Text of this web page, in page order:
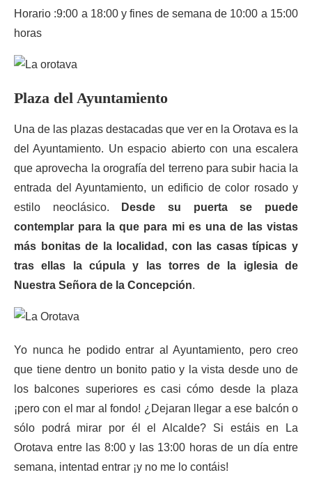
Horario :9:00 a 18:00 y fines de semana de 10:00 a 15:00
horas
Plaza del Ayuntamiento
Una de las plazas destacadas que ver en la Orotava es la
del Ayuntamiento. Un espacio abierto con una escalera
que aprovecha la orografía del terreno para subir hacia la
entrada del Ayuntamiento, un edificio de color rosado y
estilo neoclásico.
Desde su puerta se puede
contemplar para la que para mi es una de las vistas
más bonitas de la localidad, con las casas típicas y
tras ellas la cúpula y las torres de la iglesia de
Nuestra Señora de la Concepción.
Yo nunca he podido entrar al Ayuntamiento, pero creo
que tiene dentro un bonito patio y la vista desde uno de
los balcones superiores es casi cómo desde la plaza
¡pero con el mar al fondo! ¿Dejaran llegar a ese balcón o
sólo podrá mirar por él el Alcalde? Si estáis en La
Orotava entre las 8:00 y las 13:00 horas de un día entre
semana, intentad entrar ¡y no me lo contáis!